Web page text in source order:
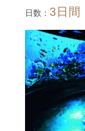
日数： 3日間